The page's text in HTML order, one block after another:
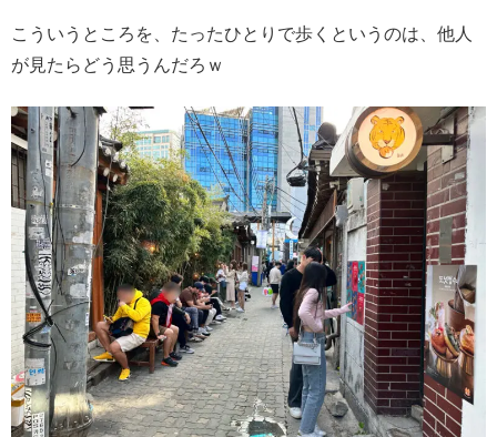
こういうところを、たったひとりで歩くというのは、他人
が見たらどう思うんだろｗ